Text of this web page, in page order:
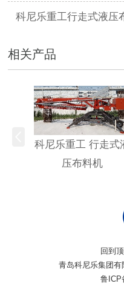
科尼乐重工行走式液压
相关产品
科尼乐重工 行走式
压布料机
回到
青岛科尼乐集团
鲁ICP